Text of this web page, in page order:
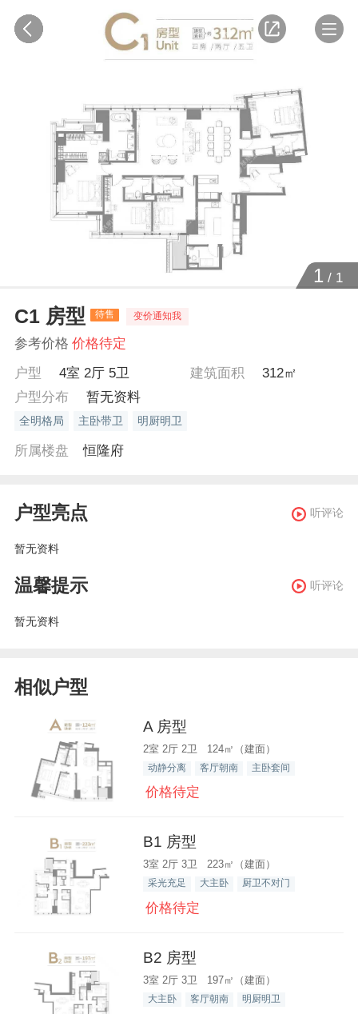
1 / 1
C1 房型 待售 变价通知我
参考价格 价格待定
户型
4室 2厅 5卫 建筑面积
312㎡
户型分布
暂无资料
全明格局 主卧带卫 明厨明卫
所属楼盘 恒隆府
户型亮点 听评论
暂无资料
温馨提示 听评论
暂无资料
相似户型
A 房型
2室 2厅 2卫 124㎡（建面）
动静分离 客厅朝南 主卧套间
价格待定
B1 房型
3室 2厅 3卫 223㎡（建面）
采光充足 大主卧 厨卫不对门
价格待定
B2 房型
3室 2厅 3卫 197㎡（建面）
大主卧 客厅朝南 明厨明卫